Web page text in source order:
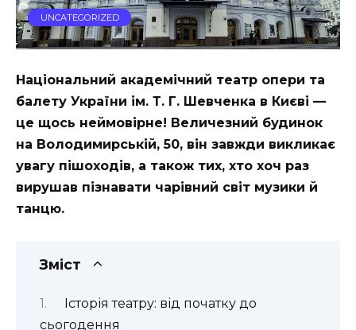
UNCATEGORIZED
Національний академічний театр опери та
балету України ім. Т. Г. Шевченка в Києві —
це щось неймовірне! Величезний будинок
на Володимирській, 50, він завжди викликає
увагу пішоходів, а також тих, хто хоч раз
вирушав пізнавати чарівний світ музики й
танцю.
Зміст
Історія театру: від початку до
сьогодення